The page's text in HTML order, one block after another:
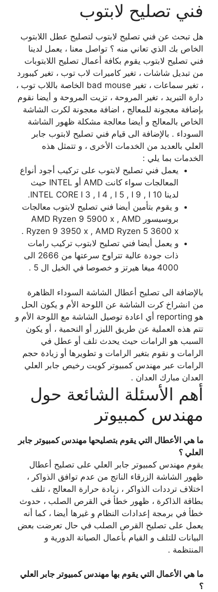
فني تصليح لابتوب
هل تبحث عن فني تصليح لابتوب لتصليح عطل اللابتوب
الخاص بك الذي تعاني منه ؟ تواصل معنا ، يعمل لدينا
فني تصليح لابتوب يقوم بكافة أعمال تصليح اللابتوبات
من تبديل شاشات ، تغير كاميرات لاب توب ، تغير كيبورد
، تغير سماعات ، تغير bad mouse الخاصة باللاب توب ،
دارة التبريد ، تغير المروحة ، تزيت المروحة و أيضا نقوم
بإضافة معجونة للمعالج ، اضافة معجونة لكرت الشاشة
الخاص بالمعالج و أيضا معالجة مشكلة ظهور الشاشة
السوداء . بالإضافة الى قيام فني تصليح لابتوب جابر
العلي بالعديد من الخدمات الأخرى ، و تتمثل هذه
الخدمات بما يلي :
يعمل فني تصليح لابتوب على تركيب أجود أنواع
المعالجات سواء كانت AMD أو INTEL حيث
لدينا INTEL CORE I 3 , I 4 , I 5 , I 9 , I 10.
و يقوم بتأمين أيضا فني تصليح لابتوب معالجات
بروسيسور AMD Ryzen 9 5900 x , AMD
Ryzen 9 3950 x , AMD Ryzen 5 3600 x .
و يعمل أيضا فني تصليح لابتوب تركيب رامات
ذات جودة عالية تتراوح سرعتها من 2666 الى
4000 ميغا هيرتز و خصوصا في الخيل ال 5 .
بالإضافة الى تصليح أعطال الشاشة السوداء الظاهرة
من انشراخ كرت الشاشة عن اللوحة الأم و يكون الحل
هو reporting أي اعادة توصيل الشاشة مع اللوحة الأم و
تتم هذه العملية عن طريق الليزر أو التحمية ، أو يكون
السبب هو الرامات حيث يحدث تلف أو عطل في
الرامات و نقوم بتغير الرامات و تطويرها أو زيادة حجم
الرامات عبر مهندس كمبيوتر كويت رخيص جابر العلي
العدان مبارك العدان .
أهم الأسئلة الشائعة حول
مهندس كمبيوتر
ما هي الأعطال التي يقوم بتصليحها مهندس كمبيوتر جابر
العلي ؟
يقوم مهندس كمبيوتر جابر العلي على تصليح أعطال
ظهور الشاشة الزرقاء الناتج من عدم توافق الذواكر ،
اختلاف ترددات الذواكر ، زيادة حرارة المعالج ، تلف
بطاقة الذاكرة ، ظهور خطأ في القرص الصلب ، حدوث
خطأ في برمجة إعدادات النظام و غيرها أيضا ، كما أنه
يعمل على تصليح القرص الصلب في حال تعرضت بعض
البيانات للتلف و القيام بأعمال الصيانة الدورية و
المنتظمة .
ما هي الأعمال التي يقوم بها مهندس كمبيوتر جابر العلي
؟